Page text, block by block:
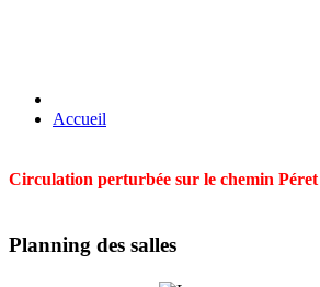
Accueil
Circulation perturbée sur le chemin
Planning des salles